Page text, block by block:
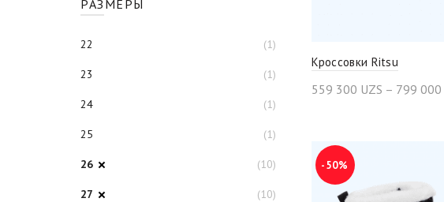
Кроссовки Ritsu
559 300 UZS – 799 000
-50%
РАЗМЕРЫ
22 (1)
23 (1)
24 (1)
25 (1)
26 (10)
27 (10)